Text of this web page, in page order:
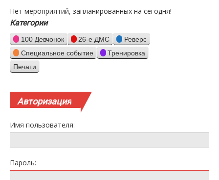
Нет мероприятий, запланированных на сегодня!
Категории
100 Девчонок 26-е ДМС
Реверс
Специальное событие
Тренировка
Просмотр
Печати
Авторизация
Имя пользователя:
Пароль: